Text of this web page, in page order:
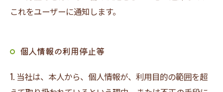
これをユーザーに通知します。
個人情報の利用停止等
1. 当社は、本人から、個人情報が、利用目的の範囲を超